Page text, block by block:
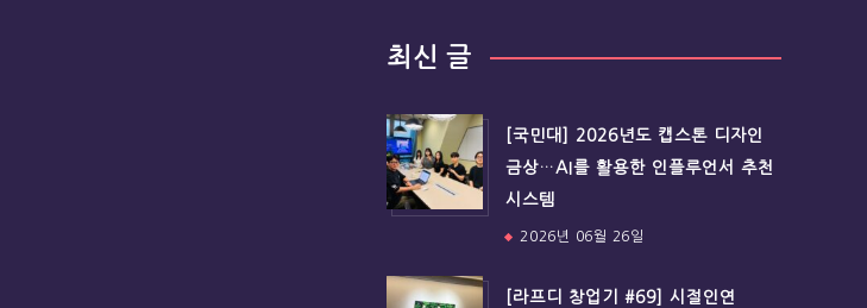
최신 글
[국민대] 2026년도 캡스톤 디자인
금상…AI를 활용한 인플루언서 추천
시스템
2026년 06월 26일
[라프디 창업기 #69] 시절인연